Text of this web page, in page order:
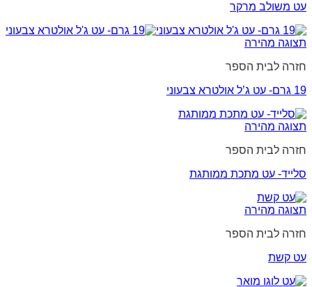
עט משולב מרקר
תצוגה מהירה
חזרה לבית הספר
19 גרם- עט ג’ל אולטרא צבעוני
תצוגה מהירה
חזרה לבית הספר
סלייד- עט מתכת ממותגת
תצוגה מהירה
חזרה לבית הספר
עט קשת